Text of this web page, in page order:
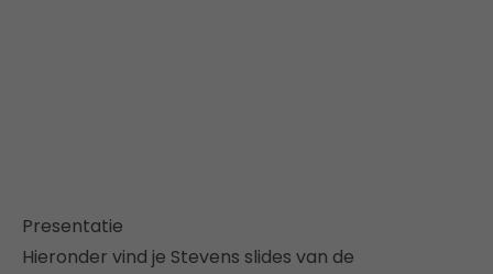
Presentatie
Hieronder vind je Stevens slides van de